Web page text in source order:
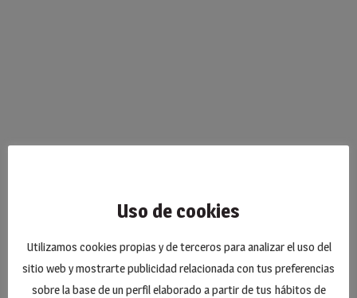
Uso de cookies
Utilizamos cookies propias y de terceros para analizar el uso del
sitio web y mostrarte publicidad relacionada con tus preferencias
sobre la base de un perfil elaborado a partir de tus hábitos de